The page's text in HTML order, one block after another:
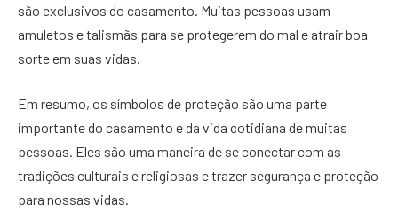
são exclusivos do casamento. Muitas pessoas usam
amuletos e talismãs para se protegerem do mal e atrair boa
sorte em suas vidas.
Em resumo, os símbolos de proteção são uma parte
importante do casamento e da vida cotidiana de muitas
pessoas. Eles são uma maneira de se conectar com as
tradições culturais e religiosas e trazer segurança e proteção
para nossas vidas.